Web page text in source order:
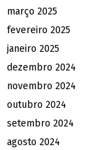
março 2025
fevereiro 2025
janeiro 2025
dezembro 2024
novembro 2024
outubro 2024
setembro 2024
agosto 2024